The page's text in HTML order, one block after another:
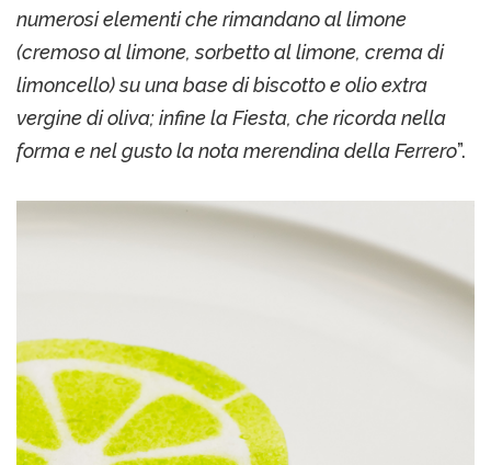
numerosi elementi che rimandano al limone
(cremoso al limone, sorbetto al limone, crema di
limoncello) su una base di biscotto e olio extra
vergine di oliva; infine la Fiesta, che ricorda nella
forma e nel gusto la nota merendina della Ferrero”.